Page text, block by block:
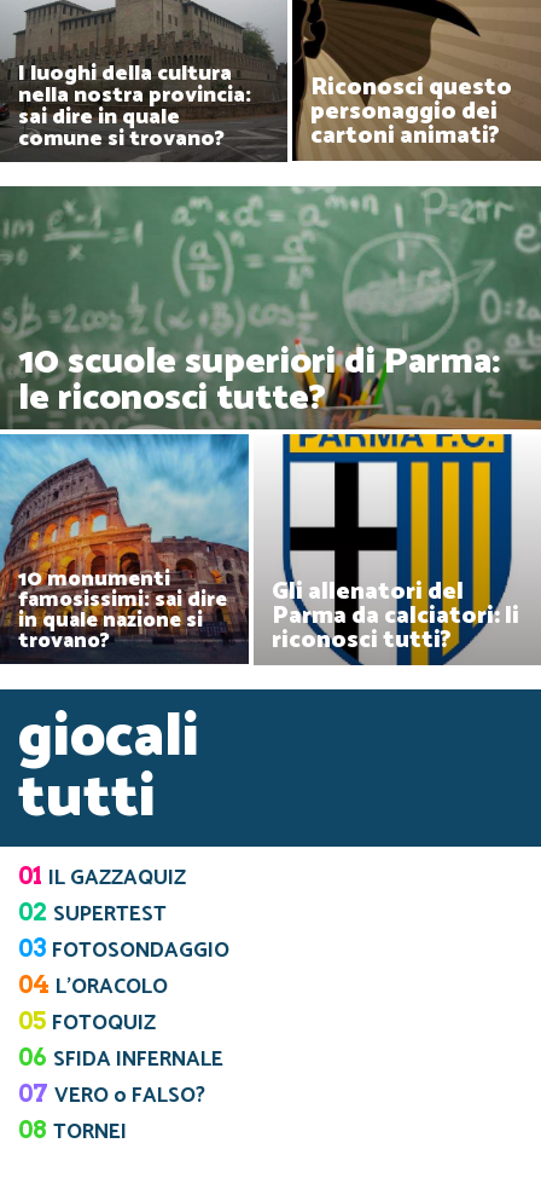
I luoghi della cultura
nella nostra provincia:
sai dire in quale
comune si trovano?
Riconosci questo
personaggio dei
cartoni animati?
10 scuole superiori di Parma:
le riconosci tutte?
10 monumenti
famosissimi: sai dire
in quale nazione si
trovano?
Gli allenatori del
Parma da calciatori: li
riconosci tutti?
giocali
tutti
01 IL GAZZAQUIZ
02 SUPERTEST
03 FOTOSONDAGGIO
04 L’ORACOLO
05 FOTOQUIZ
06 SFIDA INFERNALE
07 VERO o FALSO?
08 TORNEI